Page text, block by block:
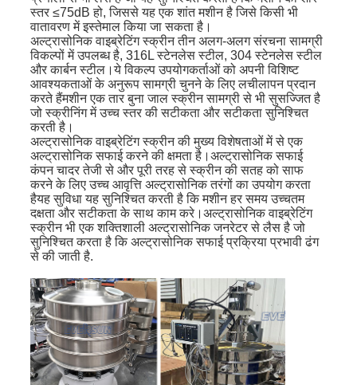
स्तर ≤75dB हो, जिससे यह एक शांत मशीन है जिसे किसी भी
वातावरण में इस्तेमाल किया जा सकता है।
अल्ट्रासोनिक वाइब्रेटिंग स्क्रीन तीन अलग-अलग संरचना सामग्री
विकल्पों में उपलब्ध है, 316L स्टेनलेस स्टील, 304 स्टेनलेस स्टील
और कार्बन स्टील।ये विकल्प उपयोगकर्ताओं को अपनी विशिष्ट
आवश्यकताओं के अनुरूप सामग्री चुनने के लिए लचीलापन प्रदान
करते हैंमशीन एक तार बुना जाल स्क्रीन सामग्री से भी सुसज्जित है
जो स्क्रीनिंग में उच्च स्तर की सटीकता और सटीकता सुनिश्चित
करती है।
अल्ट्रासोनिक वाइब्रेटिंग स्क्रीन की मुख्य विशेषताओं में से एक
अल्ट्रासोनिक सफाई करने की क्षमता है।अल्ट्रासोनिक सफाई
कंपन चादर तेजी से और पूरी तरह से स्क्रीन की सतह को साफ
करने के लिए उच्च आवृत्ति अल्ट्रासोनिक तरंगों का उपयोग करता
हैयह सुविधा यह सुनिश्चित करती है कि मशीन हर समय उच्चतम
दक्षता और सटीकता के साथ काम करे।अल्ट्रासोनिक वाइब्रेटिंग
स्क्रीन भी एक शक्तिशाली अल्ट्रासोनिक जनरेटर से लैस है जो
सुनिश्चित करता है कि अल्ट्रासोनिक सफाई प्रक्रिया प्रभावी ढंग
से की जाती है.